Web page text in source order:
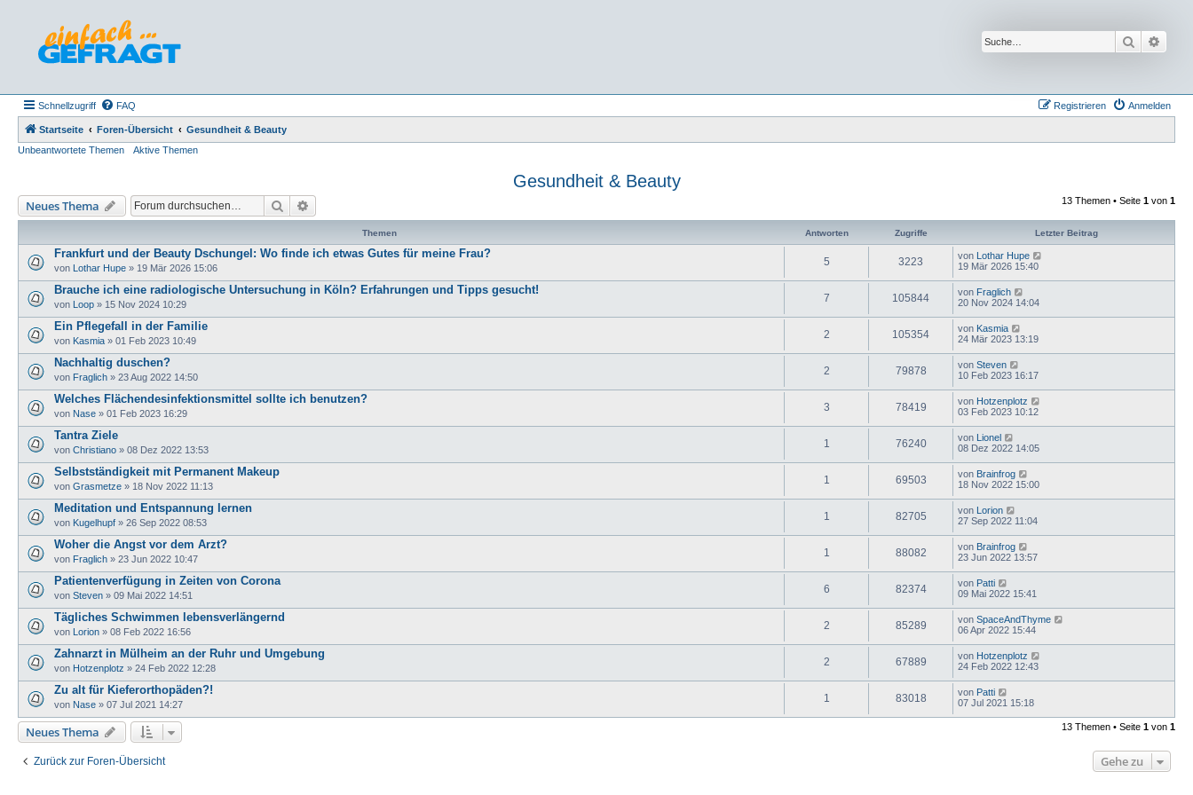
Suche
Schnellzugriff FAQ Anmelden
Registrieren
Startseite Foren-Übersicht
Gesundheit & Beauty
Unbeantwortete Themen
Aktive Themen
Gesundheit & Beauty
Neues Thema Suche 13 Themen • Seite 1 von 1
Themen Antworten Zugriffe Letzter Beitrag
Frankfurt und der Beauty Dschungel: Wo finde ich etwas Gutes für meine Frau?
von Lothar Hupe » 19 Mär 2026 15:06
5 3223 von Lothar Hupe
19 Mär 2026 15:40
Brauche ich eine radiologische Untersuchung in Köln? Erfahrungen und Tipps gesucht!
von Loop » 15 Nov 2024 10:29
7 105844 von Fraglich
20 Nov 2024 14:04
Ein Pflegefall in der Familie
von Kasmia » 01 Feb 2023 10:49
2 105354 von Kasmia
24 Mär 2023 13:19
Nachhaltig duschen?
von Fraglich » 23 Aug 2022 14:50
2 79878 von Steven
10 Feb 2023 16:17
Welches Flächendesinfektionsmittel sollte ich benutzen?
von Nase » 01 Feb 2023 16:29
3 78419 von Hotzenplotz
03 Feb 2023 10:12
Tantra Ziele
von Christiano » 08 Dez 2022 13:53
1 76240 von Lionel
08 Dez 2022 14:05
Selbstständigkeit mit Permanent Makeup
von Grasmetze » 18 Nov 2022 11:13
1 69503 von Brainfrog
18 Nov 2022 15:00
Meditation und Entspannung lernen
von Kugelhupf » 26 Sep 2022 08:53
1 82705 von Lorion
27 Sep 2022 11:04
Woher die Angst vor dem Arzt?
von Fraglich » 23 Jun 2022 10:47
1 88082 von Brainfrog
23 Jun 2022 13:57
Patientenverfügung in Zeiten von Corona
von Steven » 09 Mai 2022 14:51
6 82374 von Patti
09 Mai 2022 15:41
Tägliches Schwimmen lebensverlängernd
von Lorion » 08 Feb 2022 16:56
2 85289 von SpaceAndThyme
06 Apr 2022 15:44
Zahnarzt in Mülheim an der Ruhr und Umgebung
von Hotzenplotz » 24 Feb 2022 12:28
2 67889 von Hotzenplotz
24 Feb 2022 12:43
Zu alt für Kieferorthopäden?!
von Nase » 07 Jul 2021 14:27
1 83018 von Patti
07 Jul 2021 15:18
Neues Thema 13 Themen • Seite 1 von 1
Zurück zur Foren-Übersicht Gehe zu